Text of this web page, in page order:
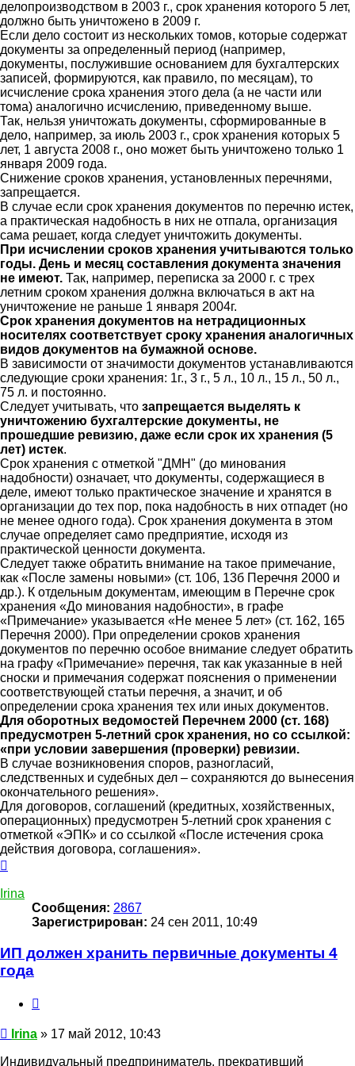
делопроизводством в 2003 г., срок хранения которого 5 лет,
должно быть уничтожено в 2009 г.
Если дело состоит из нескольких томов, которые содержат
документы за определенный период (например,
документы, послужившие основанием для бухгалтерских
записей, формируются, как правило, по месяцам), то
исчисление срока хранения этого дела (а не части или
тома) аналогично исчислению, приведенному выше.
Так, нельзя уничтожать документы, сформированные в
дело, например, за июль 2003 г., срок хранения которых 5
лет, 1 августа 2008 г., оно может быть уничтожено только 1
января 2009 года.
Снижение сроков хранения, установленных перечнями,
запрещается.
В случае если срок хранения документов по перечню истек,
а практическая надобность в них не отпала, организация
сама решает, когда следует уничтожить документы.
При исчислении сроков хранения учитываются только
годы. День и месяц составления документа значения
не имеют. Так, например, переписка за 2000 г. с трех
летним сроком хранения должна включаться в акт на
уничтожение не раньше 1 января 2004г.
Срок хранения документов на нетрадиционных
носителях соответствует сроку хранения аналогичных
видов документов на бумажной основе.
В зависимости от значимости документов устанавливаются
следующие сроки хранения: 1г., 3 г., 5 л., 10 л., 15 л., 50 л.,
75 л. и постоянно.
Следует учитывать, что запрещается выделять к
уничтожению бухгалтерские документы, не
прошедшие ревизию, даже если срок их хранения (5
лет) истек.
Срок хранения с отметкой "ДМН" (до минования
надобности) означает, что документы, содержащиеся в
деле, имеют только практическое значение и хранятся в
организации до тех пор, пока надобность в них отпадет (но
не менее одного года). Срок хранения документа в этом
случае определяет само предприятие, исходя из
практической ценности документа.
Следует также обратить внимание на такое примечание,
как «После замены новыми» (ст. 10б, 13б Перечня 2000 и
др.). К отдельным документам, имеющим в Перечне срок
хранения «До минования надобности», в графе
«Примечание» указывается «Не менее 5 лет» (ст. 162, 165
Перечня 2000). При определении сроков хранения
документов по перечню особое внимание следует обратить
на графу «Примечание» перечня, так как указанные в ней
сноски и примечания содержат пояснения о применении
соответствующей статьи перечня, а значит, и об
определении срока хранения тех или иных документов.
Для оборотных ведомостей Перечнем 2000 (ст. 168)
предусмотрен 5-летний срок хранения, но со ссылкой:
«при условии завершения (проверки) ревизии.
В случае возникновения споров, разногласий,
следственных и судебных дел – сохраняются до вынесения
окончательного решения».
Для договоров, соглашений (кредитных, хозяйственных,
операционных) предусмотрен 5-летний срок хранения с
отметкой «ЭПК» и со ссылкой «После истечения срока
действия договора, соглашения».
началу
Irina
Сообщения: 2867
Зарегистрирован: 24 сен 2011, 10:49
ИП должен хранить первичные документы 4
года
Сообщение
Irina » 17 май 2012, 10:43
Индивидуальный предприниматель, прекративший